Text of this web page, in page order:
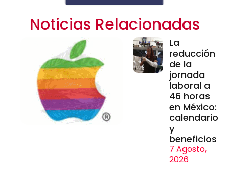
Noticias Relacionadas
La
reducción
de la
jornada
laboral a
46 horas
en México:
calendario
y
beneficios
7 Agosto,
2026